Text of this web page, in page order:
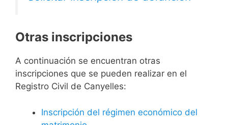
Otras inscripciones
A continuación se encuentran otras
inscripciones que se pueden realizar en el
Registro Civil de Canyelles:
Inscripción del régimen económico del